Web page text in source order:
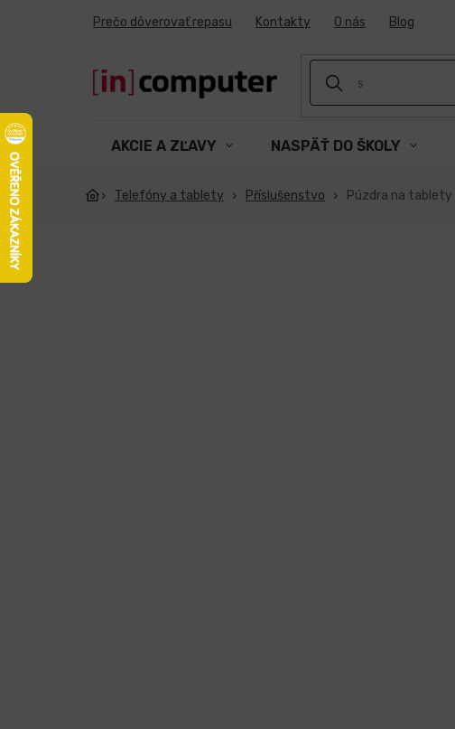
Prečo dôverovať repasu Kontakty O nás Blog
AKCIE A ZĽAVY NASPÄŤ DO ŠKOLY
Telefóny a tablety Příslušenstvo Púzdra na tablety